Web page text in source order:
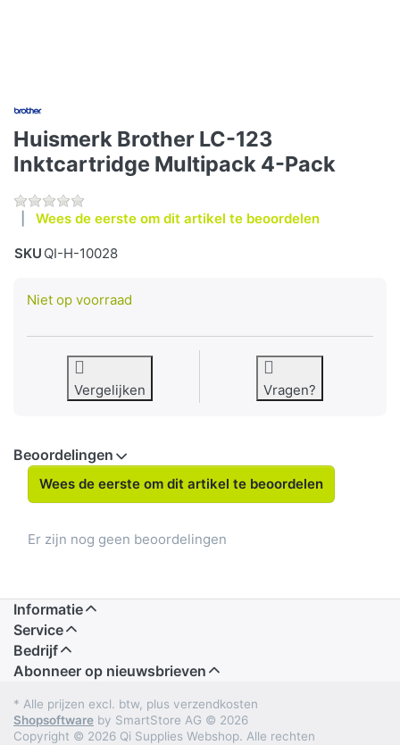
Huismerk Brother LC-123
Inktcartridge Multipack 4-Pack
Wees de eerste om dit artikel te beoordelen
SKU QI-H-10028
Niet op voorraad
Vergelijken Vragen?
Beoordelingen
Wees de eerste om dit artikel te beoordelen
Er zijn nog geen beoordelingen
Informatie
Service
Bedrijf
Abonneer op nieuwsbrieven
* Alle prijzen excl. btw, plus verzendkosten
Shopsoftware by SmartStore AG © 2026
Copyright © 2026 Qi Supplies Webshop. Alle rechten